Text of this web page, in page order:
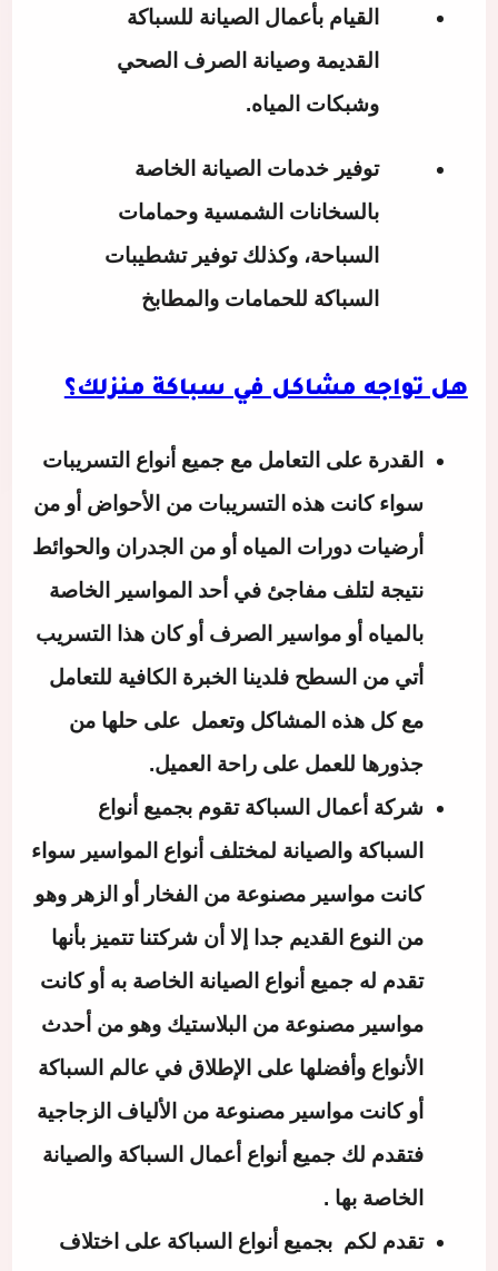
القيام بأعمال الصيانة للسباكة
القديمة وصيانة الصرف الصحي
وشبكات المياه.
توفير خدمات الصيانة الخاصة
بالسخانات الشمسية وحمامات
السباحة، وكذلك توفير تشطيبات
السباكة للحمامات والمطابخ
هل تواجه مشاكل في سباكة منزلك؟
القدرة على التعامل مع جميع أنواع التسريبات
سواء كانت هذه التسريبات من الأحواض أو من
أرضيات دورات المياه أو من الجدران والحوائط
نتيجة لتلف مفاجئ في أحد المواسير الخاصة
بالمياه أو مواسير الصرف أو كان هذا التسريب
أتي من السطح فلدينا الخبرة الكافية للتعامل
مع كل هذه المشاكل وتعمل على حلها من
جذورها للعمل على راحة العميل.
شركة أعمال السباكة تقوم بجميع أنواع
السباكة والصيانة لمختلف أنواع المواسير سواء
كانت مواسير مصنوعة من الفخار أو الزهر وهو
من النوع القديم جدا إلا أن شركتنا تتميز بأنها
تقدم له جميع أنواع الصيانة الخاصة به أو كانت
مواسير مصنوعة من البلاستيك وهو من أحدث
الأنواع وأفضلها على الإطلاق في عالم السباكة
أو كانت مواسير مصنوعة من الألياف الزجاجية
فتقدم لك جميع أنواع أعمال السباكة والصيانة
الخاصة بها .
تقدم لكم بجميع أنواع السباكة على اختلاف